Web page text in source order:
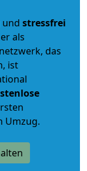
und stressfrei
als
das
ist
Umzug.